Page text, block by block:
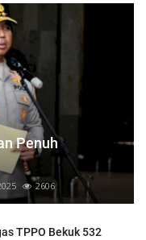
Penuh
2606
TPPO Bekuk 532